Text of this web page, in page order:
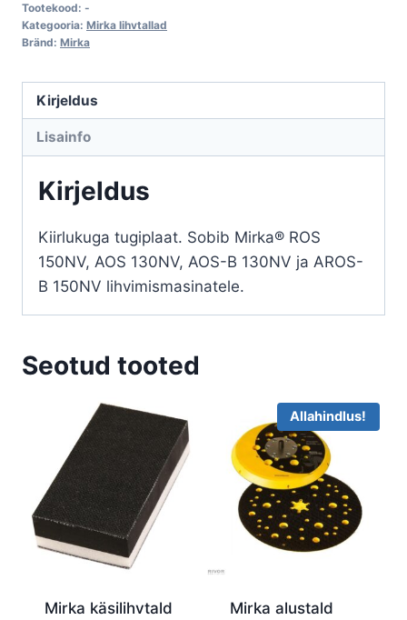
32
mm
Lock
kogus
Tootekood: -
Kategooria: Mirka lihvtallad
Bränd: Mirka
Kirjeldus
Lisainfo
Kirjeldus
Kiirlukuga tugiplaat. Sobib Mirka® ROS
150NV, AOS 130NV, AOS-B 130NV ja AROS-
B 150NV lihvimismasinatele.
Seotud tooted
Mirka käsilihvtald
Allahindlus!
Mirka alustald